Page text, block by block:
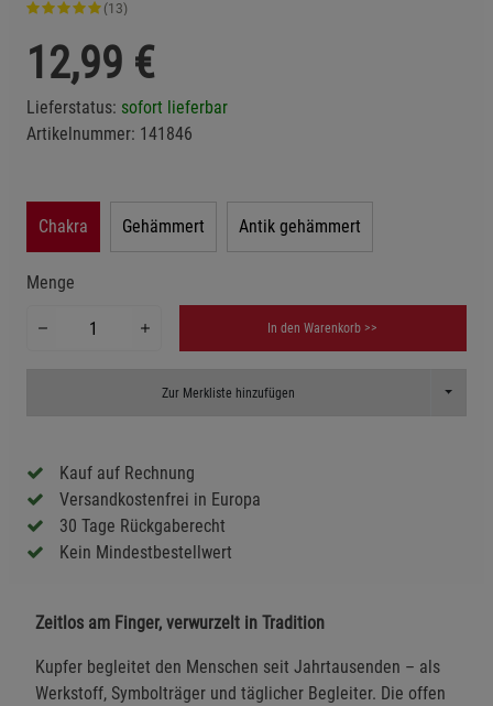
(13)
12,99 €
Lieferstatus: sofort lieferbar
Artikelnummer: 141846
Chakra Gehämmert Antik gehämmert
Menge
In den Warenkorb >>
Zur Merkliste hinzufügen Toggle
Kauf auf Rechnung
Versandkostenfrei in Europa
30 Tage Rückgaberecht
Kein Mindestbestellwert
Zeitlos am Finger, verwurzelt in Tradition
Kupfer begleitet den Menschen seit Jahrtausenden – als
Werkstoff, Symbolträger und täglicher Begleiter. Die offen